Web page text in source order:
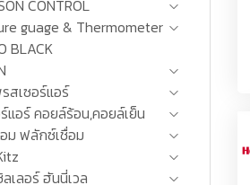
CONTROL
guage & Thermometer
BLACK
สเซอร์แอร์
แอร์ คอยล์ร้อน,คอยล์เย็น
ม ฟลักซ์เชื่อม
เลอร์ ฮันนี่เวล